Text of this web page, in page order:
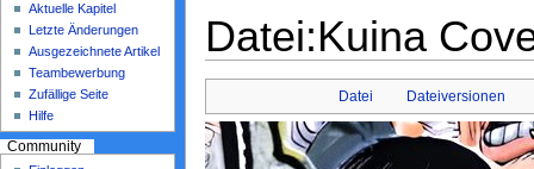
Datei:Kuina
Datei Dateiversionen
Aktuelle Kapitel
Letzte Änderungen
Ausgezeichnete Artikel
Teambewerbung
Zufällige Seite
Hilfe
Community